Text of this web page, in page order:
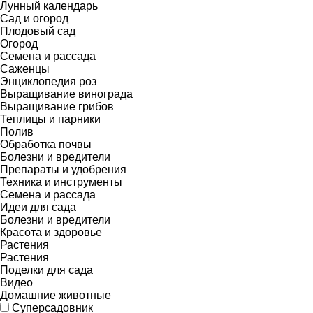
Лунный календарь
Сад и огород
Плодовый сад
Огород
Семена и рассада
Саженцы
Энциклопедия роз
Выращивание винограда
Выращивание грибов
Теплицы и парники
Полив
Обработка почвы
Болезни и вредители
Препараты и удобрения
Техника и инструменты
Семена и рассада
Идеи для сада
Болезни и вредители
Красота и здоровье
Растения
Растения
Поделки для сада
Видео
Домашние животные
Суперсадовник